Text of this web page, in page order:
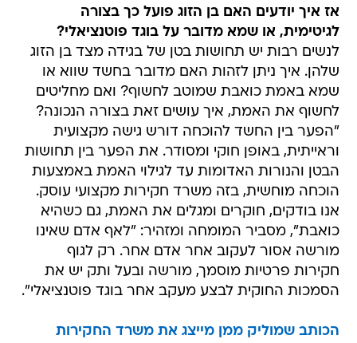
אז איך יודעים האם בן הזוג פועל כך בצורה
לגיטימית, או שמא מדובר על בוגד פוטנציאלי?
לנשים רבות יש תחושות בטן של בגידה מצד בן הזוג
שלהן. איך ניתן לזהות האם מדובר בחשד שווא או
שמא באמת כואבת שמוטב לחשוף? ואם מחליטים
לחשוף את האמת, איך עושים זאת בצורה הנכונה?
"הפער בין החשד להוכחה דורש גישה מקצועית
וראייתית, באופן חוקי ומסודר. את הפער בין תחושות
הבטן והנורות האדומות עד לגילוי האמת באמצעות
הוכחה מוחשית, בזה משרד חקירות מקצועי עוסק.
אנו בודקים, חוקרים ומגלים את האמת, גם כשהיא
כואבת", מסביר המומחה ומזהיר: "לאף אדם שאינו
מורשה אסור לעקוב אחר אדם אחר. רק לגוף
חקירות פרטיות מוסמך, מורשה ובעל ותק יש את
הסמכות החוקית לבצע מעקב אחר בוגד פוטנציאלי".
הכותב שמוליק ממן מייצג את משרד החקירות